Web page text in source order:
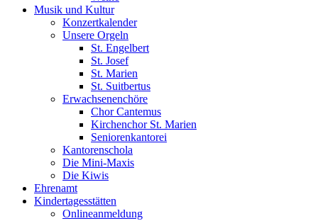
Musik und Kultur
Konzertkalender
Unsere Orgeln
St. Engelbert
St. Josef
St. Marien
St. Suitbertus
Erwachsenenchöre
Chor Cantemus
Kirchenchor St. Marien
Seniorenkantorei
Kantorenschola
Die Mini-Maxis
Die Kiwis
Ehrenamt
Kindertagesstätten
Onlineanmeldung